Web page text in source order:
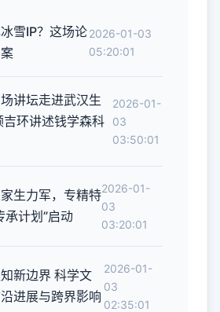
雪IP？这场论2026-01-03
05:20:01
讲坛走进武汉生
环讲述钱学森科
2026-01-
03
03:50:01
生力军，专精特
承计划”启动
2026-01-
03
03:20:01
新边界 科学文
进展与跨界影响
2026-01-
03
02:35:01